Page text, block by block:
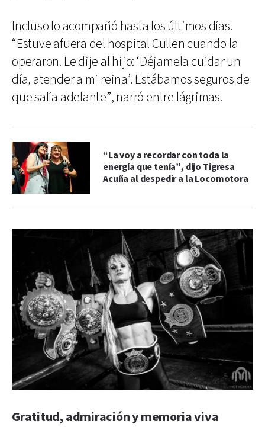
Incluso lo acompañó hasta los últimos días.
“Estuve afuera del hospital Cullen cuando la
operaron. Le dije al hijo: ‘Déjamela cuidar un
día, atender a mi reina’. Estábamos seguros de
que salía adelante”, narró entre lágrimas.
“La voy a recordar con toda la
energía que tenía”, dijo Tigresa
Acuña al despedir a la Locomotora
Gratitud, admiración y memoria viva